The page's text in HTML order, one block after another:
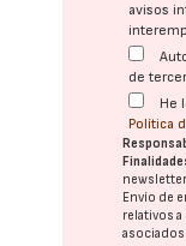
avisos
de
He
Política
Envío de
relativos